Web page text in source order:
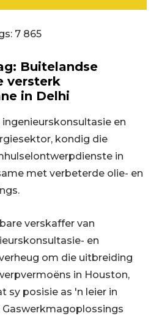
7 865
Buitelandse
versterk
in Delhi
ingenieurskonsultasie en
kondig die
in
met verbeterde olie- en
verskaffer van
en
om die uitbreiding
in Houston,
sy posisie as 'n leier in